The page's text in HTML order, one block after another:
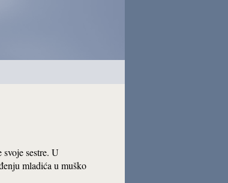
sestre. U
mladića u muško